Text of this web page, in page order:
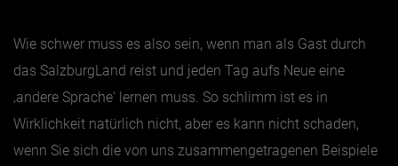
Wie schwer muss es also sein, wenn man als Gast durch
das SalzburgLand reist und jeden Tag aufs Neue eine
‚andere Sprache‘ lernen muss. So schlimm ist es in
Wirklichkeit natürlich nicht, aber es kann nicht schaden,
wenn Sie sich die von uns zusammengetragenen Beispiele